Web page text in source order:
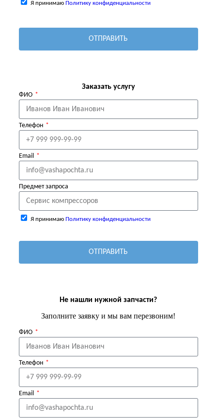
Я принимаю Политику конфиденциальности
ОТПРАВИТЬ
Заказать услугу
ФИО
Телефон
Email
Предмет запроса
Я принимаю Политику конфиденциальности
ОТПРАВИТЬ
Не нашли нужной запчасти?
Заполните заявку и мы вам перезвоним!
ФИО
Телефон
Email